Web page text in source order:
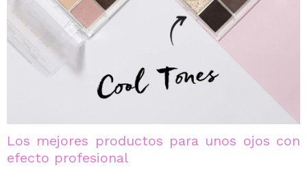
Los mejores productos para unos ojos con
efecto profesional